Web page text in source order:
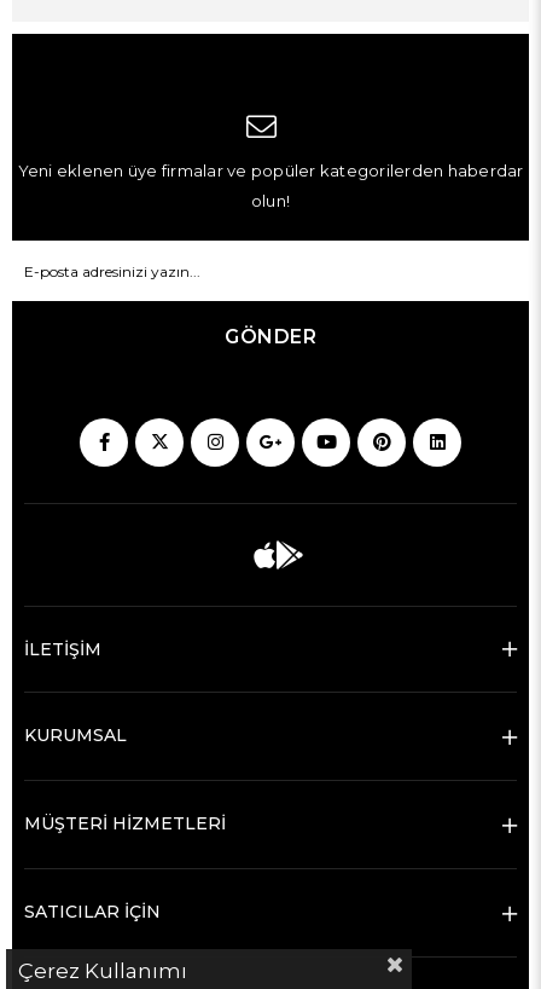
Yeni eklenen üye firmalar ve popüler kategorilerden haberdar
olun!
GÖNDER
İLETİŞİM
KURUMSAL
MÜŞTERİ HİZMETLERİ
SATICILAR İÇİN
Çerez Kullanımı